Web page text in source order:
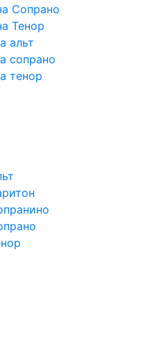
Сопрано
Тенор
альт
сопрано
тенор